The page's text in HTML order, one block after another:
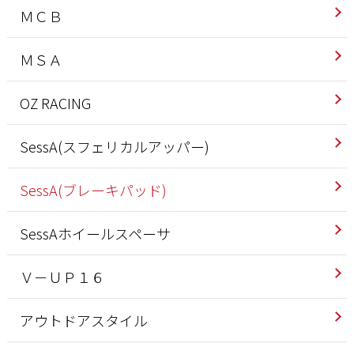
ＭＣＢ
ＭＳＡ
OZ RACING
SessA(スフェリカルアッパー)
SessA(ブレーキパッド)
SessAホイールスペーサ
Ｖ－ＵＰ１６
アウトドアスタイル